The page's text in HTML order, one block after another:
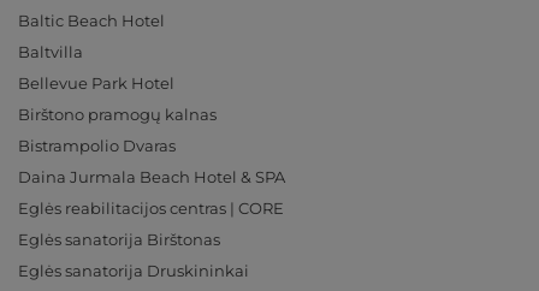
Baltic Beach Hotel
Baltvilla
Bellevue Park Hotel
Birštono pramogų kalnas
Bistrampolio Dvaras
Daina Jurmala Beach Hotel & SPA
Eglės reabilitacijos centras | CORE
Eglės sanatorija Birštonas
Eglės sanatorija Druskininkai